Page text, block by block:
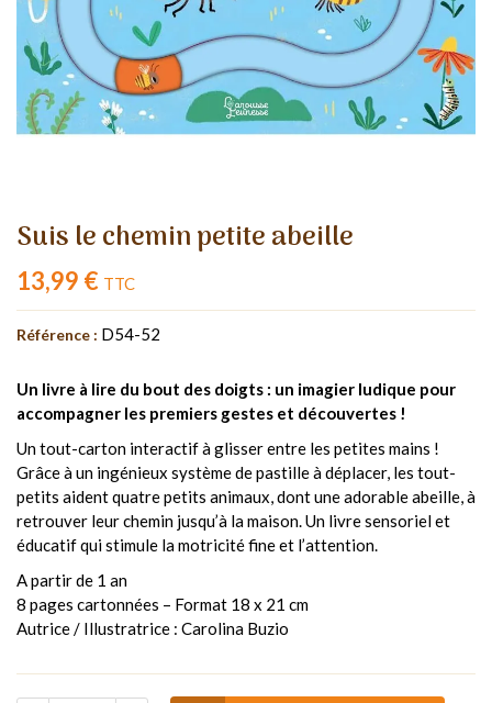
Suis le chemin petite abeille
13,99 € TTC
Référence : D54-52
Un livre à lire du bout des doigts : un imagier ludique pour
accompagner les premiers gestes et découvertes !
Un tout-carton interactif à glisser entre les petites mains !
Grâce à un ingénieux système de pastille à déplacer, les tout-
petits aident quatre petits animaux, dont une adorable abeille, à
retrouver leur chemin jusqu’à la maison. Un livre sensoriel et
éducatif qui stimule la motricité fine et l’attention.
A partir de 1 an
8 pages cartonnées – Format 18 x 21 cm
Autrice / Illustratrice : Carolina Buzio